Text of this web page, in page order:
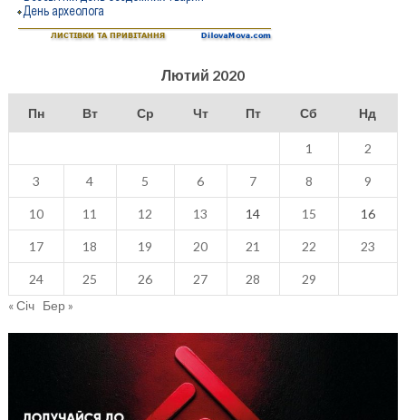
Лютий 2020
Пн Вт Ср Чт Пт Сб Нд
1 2
3 4 5 6 7 8 9
10 11 12 13 14 15 16
17 18 19 20 21 22 23
24 25 26 27 28
29
« Січ Бер »